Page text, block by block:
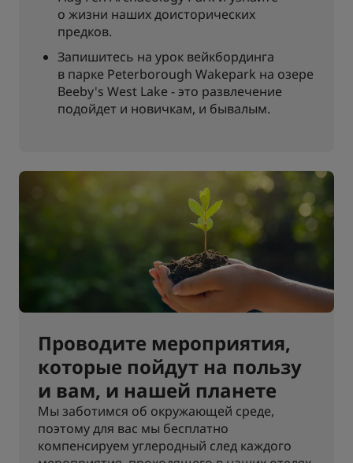
о жизни наших доисторических
предков.
Запишитесь на урок вейкбординга
в парке Peterborough Wakepark на озере
Beeby's West Lake - это развлечение
подойдет и новичкам, и бывалым.
Проводите мероприятия,
которые пойдут на пользу
и вам, и нашей планете
Мы заботимся об окружающей среде,
поэтому для вас мы бесплатно
компенсируем углеродный след каждого